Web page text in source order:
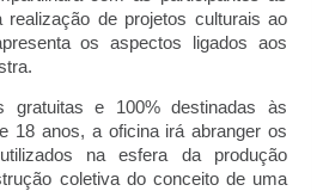
realização de projetos culturais ao
os aspectos ligados aos
gratuitas e 100% destinadas às
18 anos, a oficina irá abranger os
na esfera da produção
coletiva do conceito de uma